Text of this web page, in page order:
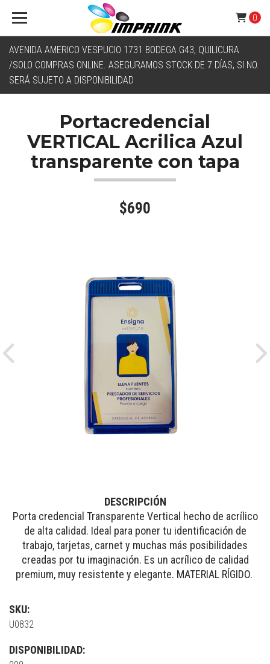
AVENIDA AMERICO VESPUCIO 1731 BODEGA G43, QUILICURA
/SOLO COMPRAS ONLINE. ASEGURAMOS STOCK DE 7 DÍAS, SI NO.
SERÁ SUJETO A DISPONIBILIDAD
0
Portacredencial
VERTICAL Acrilica Azul
transparente con tapa
$690
Previous
DESCRIPCIÓN
Porta credencial Transparente Vertical hecho de acrílico
de alta calidad. Ideal para poner tu identificación de
trabajo, tarjetas, carnet y muchas más posibilidades
creadas por tu imaginación. Es un acrílico de calidad
premium, muy resistente y elegante. MATERIAL RÍGIDO.
SKU:
U0832
DISPONIBILIDAD: